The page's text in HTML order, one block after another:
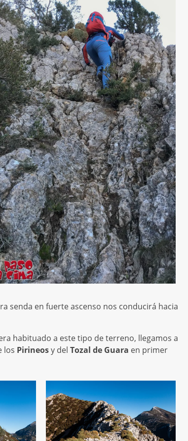
senda en fuerte ascenso nos conducirá hacia
habituado a este tipo de terreno, llegamos a
los Pirineosy del Tozal de Guara en primer